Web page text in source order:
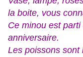
la boite, vous
Ce minou est
anniversaire.
Les poissons sont